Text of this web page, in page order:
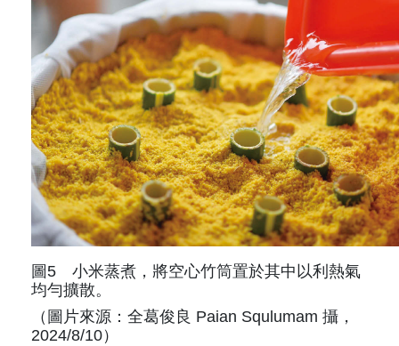
圖5 小米蒸煮，將空心竹筒置於其中以利熱氣
均勻擴散。
（圖片來源：全葛俊良 Paian Squlumam 攝，
2024/8/10）